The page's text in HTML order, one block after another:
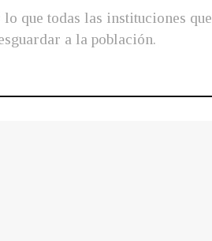
que todas las instituciones que
a la población.